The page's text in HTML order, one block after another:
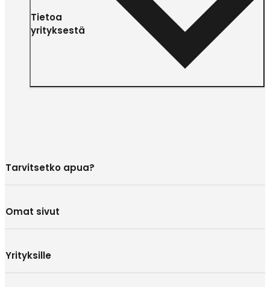
Tietoa
yrityksestä
Tarvitsetko apua?
Omat sivut
Yrityksille